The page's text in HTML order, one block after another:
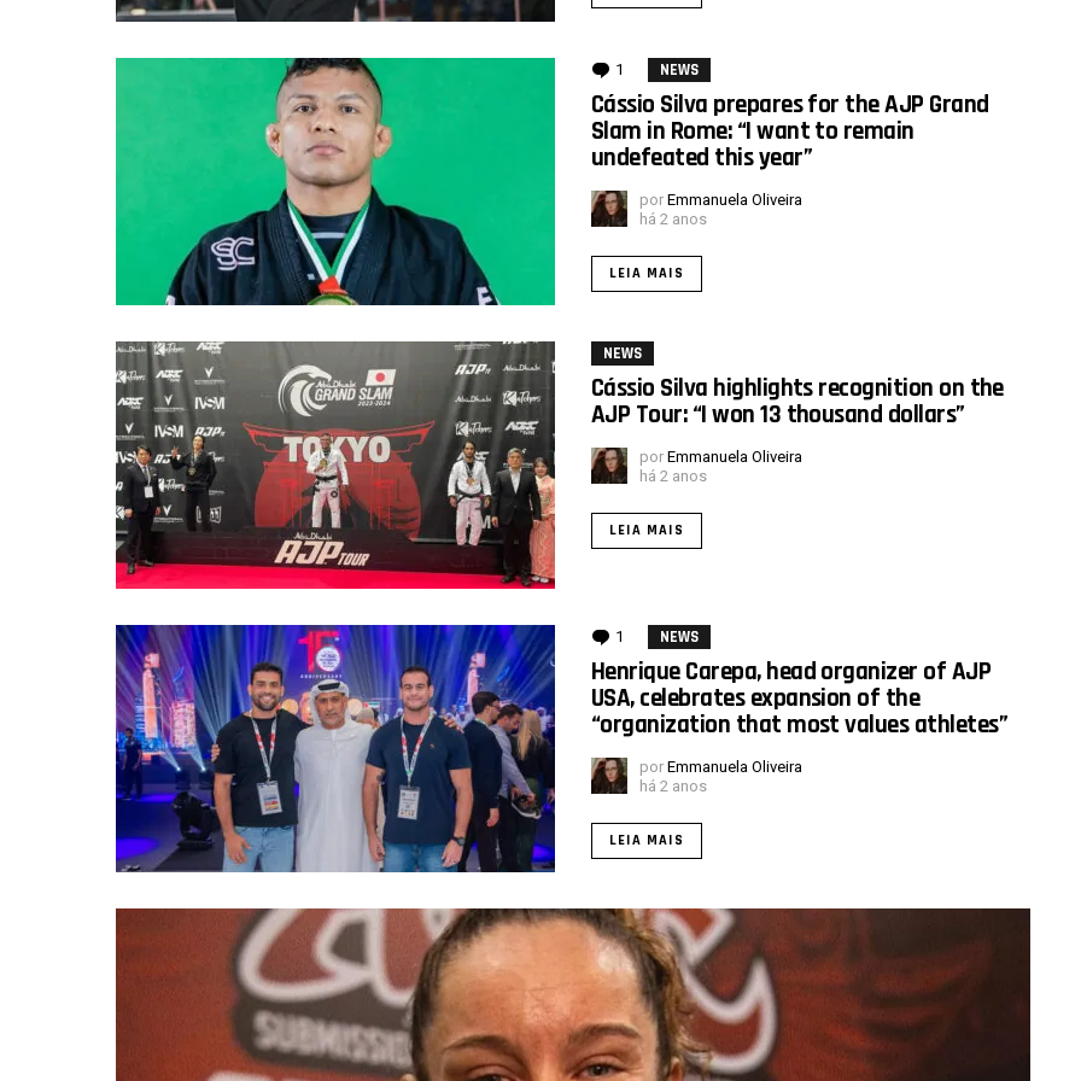
1 comentário
NEWS
Cássio Silva prepares for the AJP Grand
Slam in Rome: “I want to remain
undefeated this year”
por Emmanuela Oliveira
há 2 anos
LEIA MAIS
NEWS
Cássio Silva highlights recognition on the
AJP Tour: “I won 13 thousand dollars”
por Emmanuela Oliveira
há 2 anos
LEIA MAIS
1 comentário
NEWS
Henrique Carepa, head organizer of AJP
USA, celebrates expansion of the
“organization that most values athletes”
por Emmanuela Oliveira
há 2 anos
LEIA MAIS